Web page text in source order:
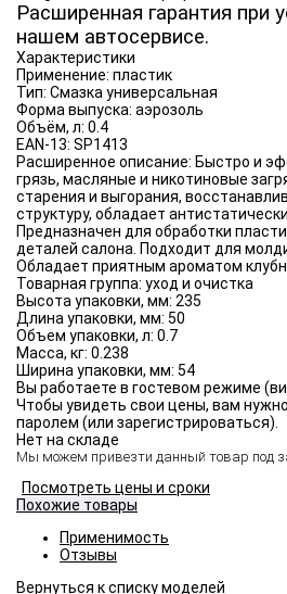
Расширенная гарантия при
нашем автосервисе.
Характеристики
Применение: пластик
Тип: Смазка универсальная
Форма выпуска: аэрозоль
Объём, л: 0.4
EAN-13: SP1413
Расширенное описание: Быстро и
грязь, масляные и никотиновые
старения и выгорания,
структуру, обладает
Предназначен для обработки
деталей салона. Подходит для
Обладает приятным ароматом
Товарная группа: уход и очистка
Высота упаковки, мм: 235
Длина упаковки, мм: 50
Объем упаковки, л: 0.7
Масса, кг: 0.238
Ширина упаковки, мм: 54
Вы работаете в гостевом режиме
Чтобы увидеть свои цены, вам
паролем (или зарегистрироваться).
Нет на складе
Мы можем привезти данный товар под
Посмотреть цены и сроки
Похожие товары
Применимость
Отзывы